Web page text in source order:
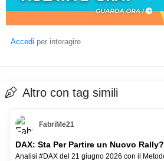
Accedi per interagire
Altro con tag simili
FabriMe21
DAX: Sta Per Partire un Nuovo
Analisi #DAX del 21 giugno 2026 con il Metodo Ciclico. Dopo